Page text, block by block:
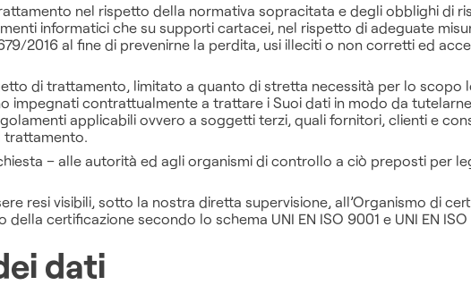
nel rispetto della normativa sopracitata e degli obblighi di
informatici che su supporti cartacei, nel rispetto di adeguate
2016 al fine di prevenirne la perdita, usi illeciti o non corretti ed
di trattamento, limitato a quanto di stretta necessità per lo scopo
contrattualmente a trattare i Suoi dati in modo da tutelarne
applicabili ovvero a soggetti terzi, quali fornitori, clienti e
– alle autorità ed agli organismi di controllo a ciò preposti per
resi visibili, sotto la nostra diretta supervisione, all’Organismo di
certificazione secondo lo schema UNI EN ISO 9001 e UNI EN ISO
dati